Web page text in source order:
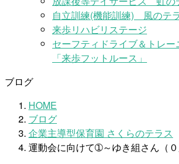
自立訓練(機能訓練) 風のテ
来歩リハビリステージ
セーフティドライブ＆トレ
「来歩フットルース」
ブログ
HOME
ブログ
企業主導型保育園 さくらのテラス
運動会に向けて➀～ゆき組さん（